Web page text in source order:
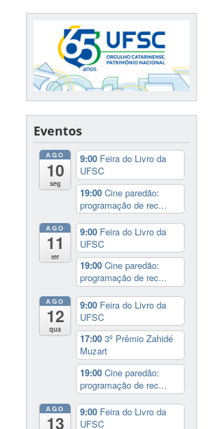
Eventos
AGO
10
seg
9:00 Feira do Livro da
UFSC
19:00Cine paredão:
programação de rec...
AGO
11
ter
9:00 Feira do Livro da
UFSC
19:00Cine paredão:
programação de rec...
AGO
12
qua
9:00 Feira do Livro da
UFSC
17:003º Prêmio Zahidé
Muzart
19:00Cine paredão:
programação de rec...
AGO
13
9:00 Feira do Livro da
UFSC